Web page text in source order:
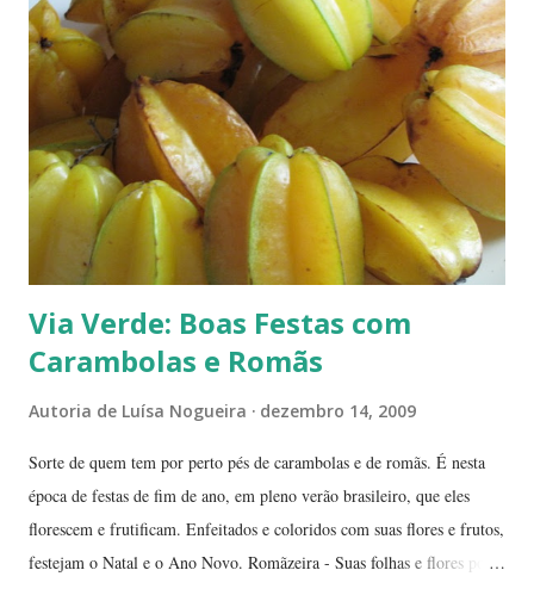
à nossa volta, tão importantes mas às vezes tão esquecidas. Vamos
aproveitar as férias para curtir a natureza? ... ----------------------- ....
A moça que aparece na...
Via Verde: Boas Festas com
Carambolas e Romãs
Autoria de Luísa Nogueira dezembro 14, 2009
Sorte de quem tem por perto pés de carambolas e de romãs. É nesta
época de festas de fim de ano, em pleno verão brasileiro, que eles
florescem e frutificam. Enfeitados e coloridos com suas flores e frutos,
festejam o Natal e o Ano Novo. Romãzeira - Suas folhas e flores por